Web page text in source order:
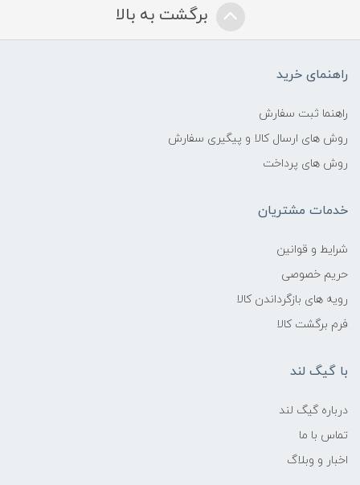
برگشت به بالا
راهنمای خرید
راهنما ثبت سفارش
روش های ارسال کالا و پیگیری سفارش
روش های پرداخت
خدمات مشتریان
شرایط و قوانین
حریم خصوصی
رویه های بازگرداندن کالا
فرم برگشت کالا
با گیگ لند
درباره گیگ لند
تماس با ما
اخبار و وبلاگ